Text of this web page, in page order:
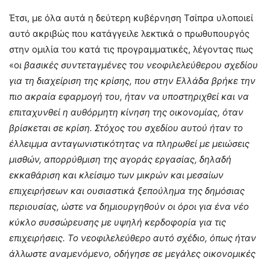
Έτσι, με όλα αυτά η δεύτερη κυβέρνηση Τσίπρα υλοποιεί
αυτό ακριβώς που κατάγγειλε λεκτικά ο πρωθυπουργός
στην ομιλία του κατά τις προγραμματικές, λέγοντας πως
«οι βασικές συντεταγμένες του νεοφιλελεύθερου σχεδίου
για τη διαχείριση της κρίσης, που στην Ελλάδα βρήκε την
πιο ακραία εφαρμογή του, ήταν να υποστηριχθεί και να
επιταχυνθεί η αυθόρμητη κίνηση της οικονομίας, όταν
βρίσκεται σε κρίση. Στόχος του σχεδίου αυτού ήταν το
έλλειμμα ανταγωνιστικότητας να πληρωθεί με μειώσεις
μισθών, απορρύθμιση της αγοράς εργασίας, δηλαδή
εκκαθάριση και κλείσιμο των μικρών και μεσαίων
επιχειρήσεων και ουσιαστικά ξεπούλημα της δημόσιας
περιουσίας, ώστε να δημιουργηθούν οι όροι για ένα νέο
κύκλο συσσώρευσης με υψηλή κερδοφορία για τις
επιχειρήσεις. Το νεοφιλελεύθερο αυτό σχέδιο, όπως ήταν
άλλωστε αναμενόμενο, οδήγησε σε μεγάλες οικονομικές